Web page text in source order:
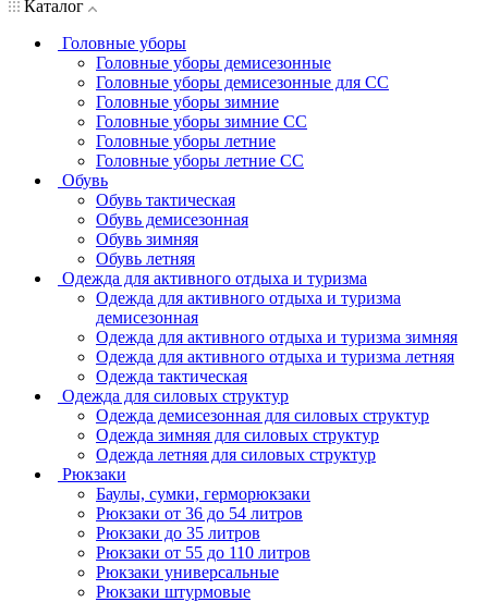
Каталог
Головные уборы
Головные уборы демисезонные
Головные уборы демисезонные для СС
Головные уборы зимние
Головные уборы зимние СС
Головные уборы летние
Головные уборы летние СС
Обувь
Обувь тактическая
Обувь демисезонная
Обувь зимняя
Обувь летняя
Одежда для активного отдыха и туризма
Одежда для активного отдыха и туризма
демисезонная
Одежда для активного отдыха и туризма зимняя
Одежда для активного отдыха и туризма летняя
Одежда тактическая
Одежда для силовых структур
Одежда демисезонная для силовых структур
Одежда зимняя для силовых структур
Одежда летняя для силовых структур
Рюкзаки
Баулы, сумки, герморюкзаки
Рюкзаки от 36 до 54 литров
Рюкзаки до 35 литров
Рюкзаки от 55 до 110 литров
Рюкзаки универсальные
Рюкзаки штурмовые